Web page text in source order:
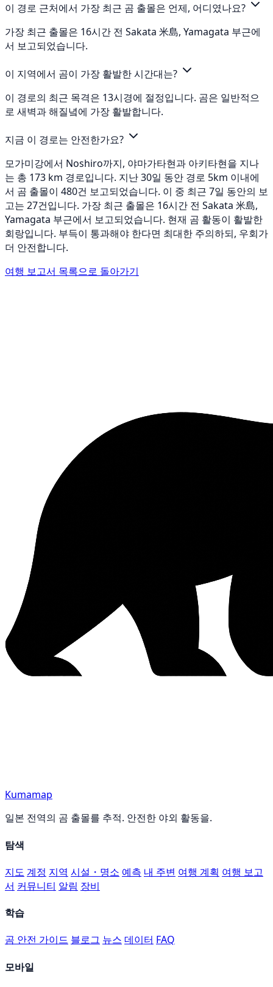
이 경로 근처에서 가장 최근 곰 출몰은 언제, 어디였나요?
가장 최근 출몰은 16시간 전 Sakata 米島, Yamagata 부근에
서 보고되었습니다.
이 지역에서 곰이 가장 활발한 시간대는?
이 경로의 최근 목격은 13시경에 절정입니다. 곰은 일반적으
로 새벽과 해질녘에 가장 활발합니다.
지금 이 경로는 안전한가요?
모가미강에서 Noshiro까지, 야마가타현과 아키타현을 지나
는 총 173 km 경로입니다. 지난 30일 동안 경로 5km 이내에
서 곰 출몰이 480건 보고되었습니다. 이 중 최근 7일 동안의 보
고는 27건입니다. 가장 최근 출몰은 16시간 전 Sakata 米島,
Yamagata 부근에서 보고되었습니다. 현재 곰 활동이 활발한
회랑입니다. 부득이 통과해야 한다면 최대한 주의하되, 우회가
더 안전합니다.
여행 보고서 목록으로 돌아가기
Kumamap
일본 전역의 곰 출몰를 추적. 안전한 야외 활동을.
탐색
지도 계정 지역 시설・명소 예측 내 주변 여행 계획 여행 보고
서 커뮤니티 알림 장비
학습
곰 안전 가이드 블로그 뉴스 데이터 FAQ
모바일